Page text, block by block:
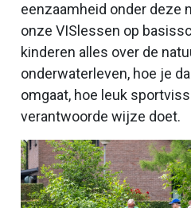
eenzaamheid onder deze
onze VISlessen op
kinderen alles over de
onderwaterleven, hoe je
omgaat, hoe leuk
verantwoorde wijze doet.